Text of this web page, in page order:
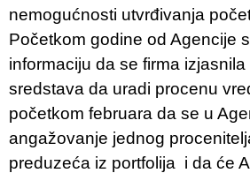
nemogućnosti utvrđivanja
Početkom godine od Agencije
informaciju da se firma
sredstava da uradi procenu
početkom februara da se u
angažovanje jednog
preduzeća iz portfolija i da će